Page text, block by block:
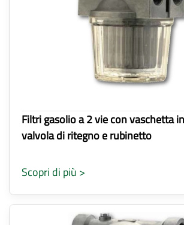
Filtri gasolio a 2 vie con vaschetta
valvola di ritegno e rubinetto
Scopri di più >